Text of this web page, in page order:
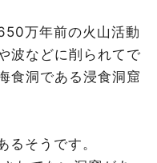
万年前の火山活動
波などに削られてで
食洞である浸食洞窟
そうです。